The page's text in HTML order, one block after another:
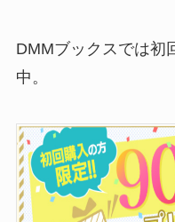
DMMブックスでは初
中。